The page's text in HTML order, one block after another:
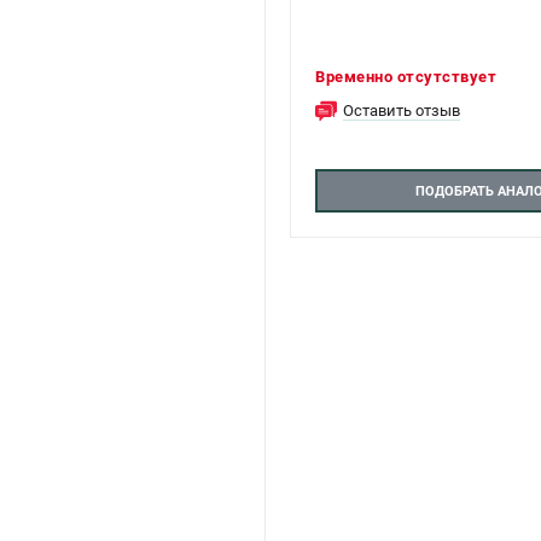
Временно отсутствует
Оставить отзыв
ПОДОБРАТЬ